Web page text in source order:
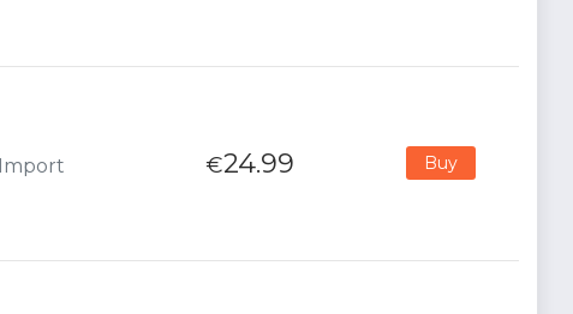
€24.99 Buy